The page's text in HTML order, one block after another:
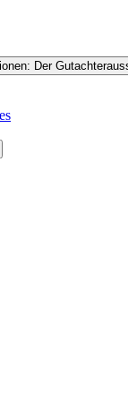
Der